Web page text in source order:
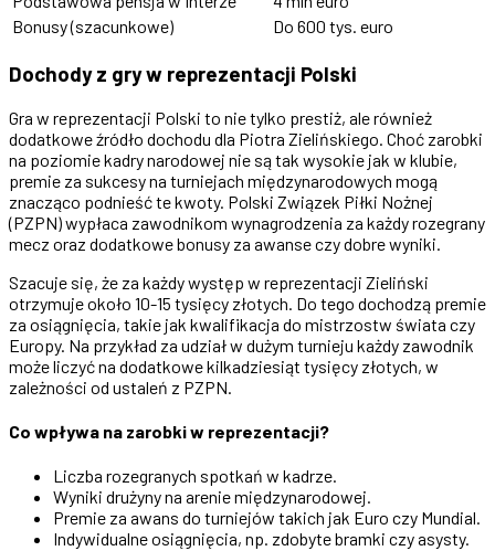
Bonusy (szacunkowe)
Do 600 tys. euro
Dochody z gry w reprezentacji Polski
Gra w reprezentacji Polski to nie tylko prestiż, ale również
dodatkowe źródło dochodu dla Piotra Zielińskiego. Choć zarobki
na poziomie kadry narodowej nie są tak wysokie jak w klubie,
premie za sukcesy na turniejach międzynarodowych mogą
znacząco podnieść te kwoty. Polski Związek Piłki Nożnej
(PZPN) wypłaca zawodnikom wynagrodzenia za każdy rozegrany
mecz oraz dodatkowe bonusy za awanse czy dobre wyniki.
Szacuje się, że za każdy występ w reprezentacji Zieliński
otrzymuje około 10-15 tysięcy złotych. Do tego dochodzą premie
za osiągnięcia, takie jak kwalifikacja do mistrzostw świata czy
Europy. Na przykład za udział w dużym turnieju każdy zawodnik
może liczyć na dodatkowe kilkadziesiąt tysięcy złotych, w
zależności od ustaleń z PZPN.
Co wpływa na zarobki w reprezentacji?
Liczba rozegranych spotkań w kadrze.
Wyniki drużyny na arenie międzynarodowej.
Premie za awans do turniejów takich jak Euro czy Mundial.
Indywidualne osiągnięcia, np. zdobyte bramki czy asysty.